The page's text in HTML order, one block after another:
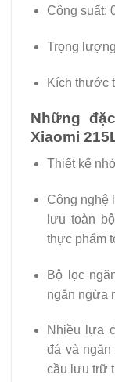
Công suất:
Trọng
Kích thước
Những
Xiaomi
Thiết kế
Công nghệ
lưu toàn
thực phẩm
Bộ lọc
ngăn ngừa
Nhiều lựa
đá và ngăn
cầu lưu trữ